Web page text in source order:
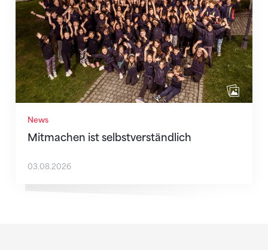
News
Mitmachen ist selbstverständlich
03.08.2026